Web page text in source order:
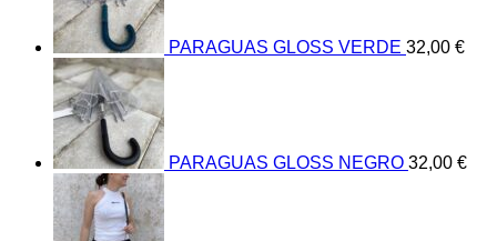
PARAGUAS GLOSS VERDE 32,00 €
PARAGUAS GLOSS NEGRO 32,00 €